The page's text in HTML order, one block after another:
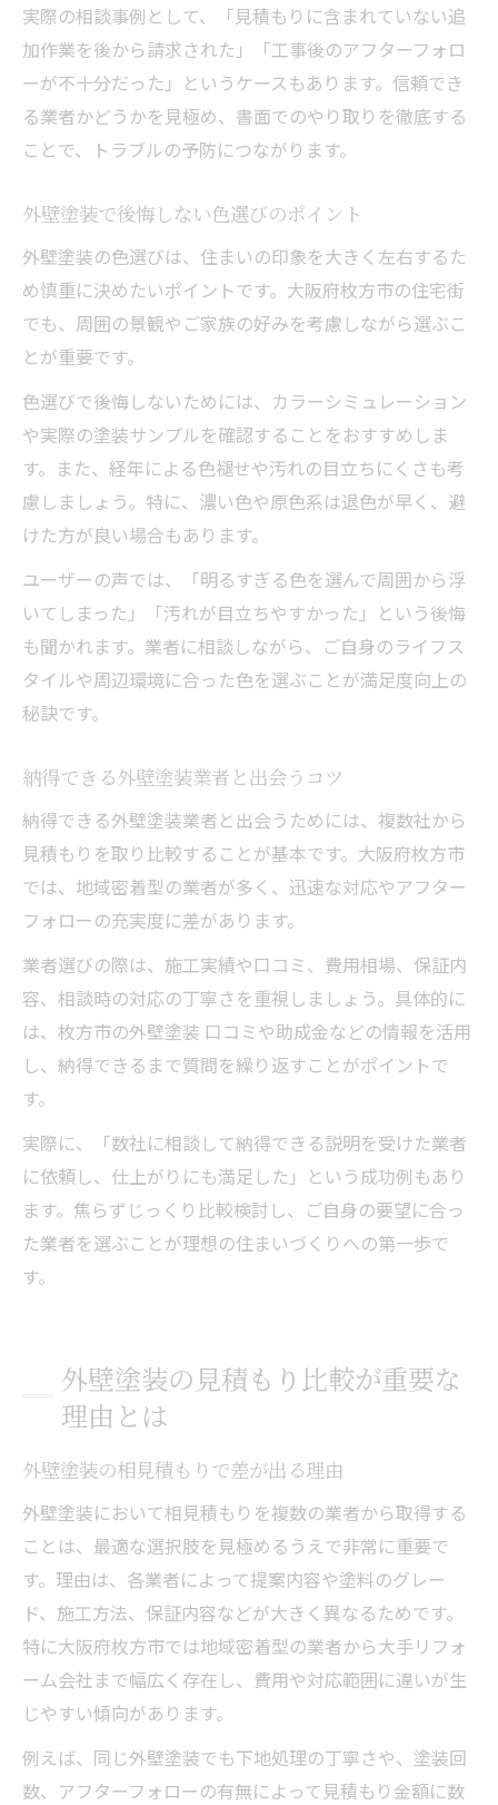
実際の相談事例として、「見積もりに含まれていない追
加作業を後から請求された」「工事後のアフターフォロ
ーが不十分だった」というケースもあります。信頼でき
る業者かどうかを見極め、書面でのやり取りを徹底する
ことで、トラブルの予防につながります。
外壁塗装で後悔しない色選びのポイント
外壁塗装の色選びは、住まいの印象を大きく左右するた
め慎重に決めたいポイントです。大阪府枚方市の住宅街
でも、周囲の景観やご家族の好みを考慮しながら選ぶこ
とが重要です。
色選びで後悔しないためには、カラーシミュレーション
や実際の塗装サンプルを確認することをおすすめしま
す。また、経年による色褪せや汚れの目立ちにくさも考
慮しましょう。特に、濃い色や原色系は退色が早く、避
けた方が良い場合もあります。
ユーザーの声では、「明るすぎる色を選んで周囲から浮
いてしまった」「汚れが目立ちやすかった」という後悔
も聞かれます。業者に相談しながら、ご自身のライフス
タイルや周辺環境に合った色を選ぶことが満足度向上の
秘訣です。
納得できる外壁塗装業者と出会うコツ
納得できる外壁塗装業者と出会うためには、複数社から
見積もりを取り比較することが基本です。大阪府枚方市
では、地域密着型の業者が多く、迅速な対応やアフター
フォローの充実度に差があります。
業者選びの際は、施工実績や口コミ、費用相場、保証内
容、相談時の対応の丁寧さを重視しましょう。具体的に
は、枚方市の外壁塗装 口コミや助成金などの情報を活用
し、納得できるまで質問を繰り返すことがポイントで
す。
実際に、「数社に相談して納得できる説明を受けた業者
に依頼し、仕上がりにも満足した」という成功例もあり
ます。焦らずじっくり比較検討し、ご自身の要望に合っ
た業者を選ぶことが理想の住まいづくりへの第一歩で
す。
外壁塗装の見積もり比較が重要な
理由とは
外壁塗装の相見積もりで差が出る理由
外壁塗装において相見積もりを複数の業者から取得する
ことは、最適な選択肢を見極めるうえで非常に重要で
す。理由は、各業者によって提案内容や塗料のグレー
ド、施工方法、保証内容などが大きく異なるためです。
特に大阪府枚方市では地域密着型の業者から大手リフォ
ーム会社まで幅広く存在し、費用や対応範囲に違いが生
じやすい傾向があります。
例えば、同じ外壁塗装でも下地処理の丁寧さや、塗装回
数、アフターフォローの有無によって見積もり金額に数